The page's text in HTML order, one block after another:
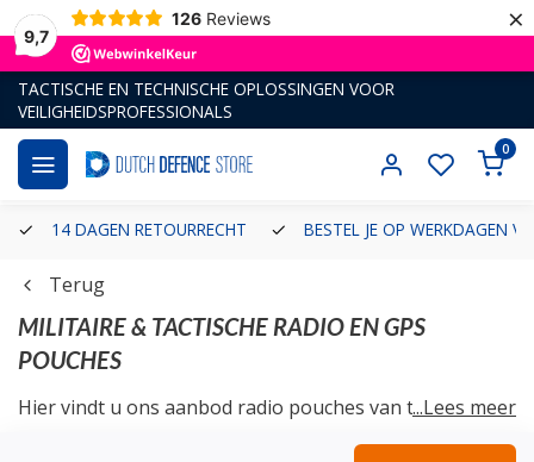
9,7
126 Reviews ×
TACTISCHE EN TECHNISCHE OPLOSSINGEN VOOR
VEILIGHEIDSPROFESSIONALS
0
14 DAGEN RETOURRECHT BESTEL JE OP WERKDAGEN
Terug
MILITAIRE & TACTISCHE RADIO EN GPS
POUCHES
Hier vindt u ons aanbod radio pouches van tactische
...Lees meer